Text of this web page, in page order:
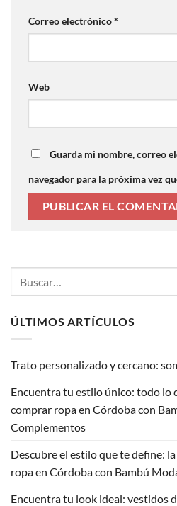
Correo electrónico*
Web
Guarda mi nombre, correo
navegador para la próxima vez
ÚLTIMOS ARTÍCULOS
Trato personalizado y cercano:
Encuentra tu estilo único: todo lo
comprar ropa en Córdoba con
Complementos
Descubre el estilo que te define:
ropa en Córdoba con Bambú
Encuentra tu look ideal: vestidos